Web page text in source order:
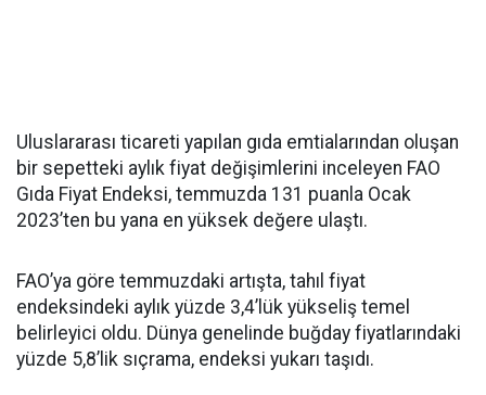
Uluslararası ticareti yapılan gıda emtialarından oluşan
bir sepetteki aylık fiyat değişimlerini inceleyen FAO
Gıda Fiyat Endeksi, temmuzda 131 puanla Ocak
2023’ten bu yana en yüksek değere ulaştı.
FAO’ya göre temmuzdaki artışta, tahıl fiyat
endeksindeki aylık yüzde 3,4’lük yükseliş temel
belirleyici oldu. Dünya genelinde buğday fiyatlarındaki
yüzde 5,8’lik sıçrama, endeksi yukarı taşıdı.